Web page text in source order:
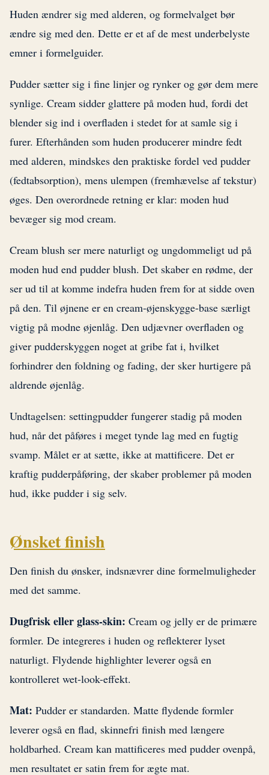
Huden ændrer sig med alderen, og formelvalget bør
ændre sig med den. Dette er et af de mest underbelyste
emner i formelguider.
Pudder sætter sig i fine linjer og rynker og gør dem mere
synlige. Cream sidder glattere på moden hud, fordi det
blender sig ind i overfladen i stedet for at samle sig i
furer. Efterhånden som huden producerer mindre fedt
med alderen, mindskes den praktiske fordel ved pudder
(fedtabsorption), mens ulempen (fremhævelse af tekstur)
øges. Den overordnede retning er klar: moden hud
bevæger sig mod cream.
Cream blush ser mere naturligt og ungdommeligt ud på
moden hud end pudder blush. Det skaber en rødme, der
ser ud til at komme indefra huden frem for at sidde oven
på den. Til øjnene er en cream-øjenskygge-base særligt
vigtig på modne øjenlåg. Den udjævner overfladen og
giver pudderskyggen noget at gribe fat i, hvilket
forhindrer den foldning og fading, der sker hurtigere på
aldrende øjenlåg.
Undtagelsen: settingpudder fungerer stadig på moden
hud, når det påføres i meget tynde lag med en fugtig
svamp. Målet er at sætte, ikke at mattificere. Det er
kraftig pudderpåføring, der skaber problemer på moden
hud, ikke pudder i sig selv.
Ønsket finish
Den finish du ønsker, indsnævrer dine formelmuligheder
med det samme.
Dugfrisk eller glass-skin: Cream og jelly er de primære
formler. De integreres i huden og reflekterer lyset
naturligt. Flydende highlighter leverer også en
kontrolleret wet-look-effekt.
Mat: Pudder er standarden. Matte flydende formler
leverer også en flad, skinnefri finish med længere
holdbarhed. Cream kan mattificeres med pudder ovenpå,
men resultatet er satin frem for ægte mat.